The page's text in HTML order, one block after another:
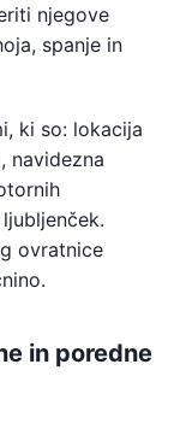
njegove
spanje in
ki so: lokacija
navidezna
ovratnice
in poredne